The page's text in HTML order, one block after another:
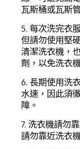
瓦斯桶或瓦斯
5. 每次洗完衣
但請勿使用堅
清潔洗衣機，
劑，以免洗衣
6. 長期使用洗
水速，因此須
障。
7. 洗衣機請勿
請勿靠近洗衣